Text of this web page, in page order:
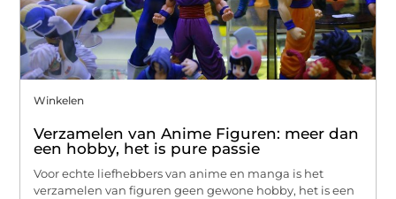
Winkelen
Verzamelen van Anime Figuren: meer dan
een hobby, het is pure passie
Voor echte liefhebbers van anime en manga is het
verzamelen van figuren geen gewone hobby, het is een